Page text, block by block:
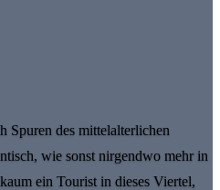
Spuren des mittelalterlichen
wie sonst nirgendwo mehr in
ein Tourist in dieses Viertel,